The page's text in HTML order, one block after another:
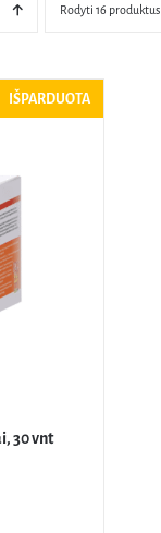
Rodyti 16 produktus
IŠPARDUOTA
30 vnt